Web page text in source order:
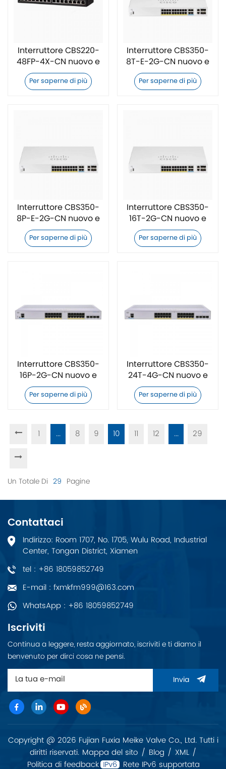
Interruttore CBS220-
48FP-4X-CN nuovo e
originale
Per saperne di più
Interruttore CBS350-
8T-E-2G-CN nuovo e
originale
Per saperne di più
Interruttore CBS350-
8P-E-2G-CN nuovo e
originale
Per saperne di più
Interruttore CBS350-
16T-2G-CN nuovo e
originale
Per saperne di più
Interruttore CBS350-
16P-2G-CN nuovo e
originale
Per saperne di più
Interruttore CBS350-
24T-4G-CN nuovo e
originale
Per saperne di più
1 ... 8 9 10 11 12 ... 29
Un Totale Di 29 Pagine
Contattaci
Indirizzo: Room 1707, No. 1705, Wulu Road, Industrial
Center, Tongan District, Xiamen
tel : +86 18059852749
E-mail : fxmkfm999@163.com
WhatsApp : +86 18059852749
Iscriviti
Continua a leggere, resta aggiornato, iscriviti e ti diamo il
benvenuto per dirci cosa ne pensi.
Invia
Copyright @ 2026 Fujian Fuxia Meike Valve Co., Ltd. Tutti i
diritti riservati. Mappa del sito / Blog / XML /
Politica di feedback
Rete IPv6 supportata